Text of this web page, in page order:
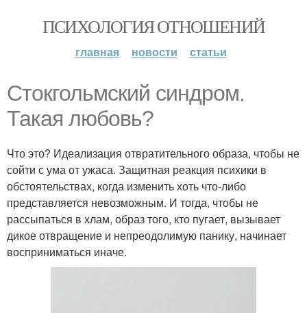
ПСИХОЛОГИЯ ОТНОШЕНИЙ
главная новости статьи
Стокгольмский синдром.
Такая любовь?
Что это? Идеализация отвратительного образа, чтобы не
сойти с ума от ужаса. Защитная реакция психики в
обстоятельствах, когда изменить хоть что-либо
представляется невозможным. И тогда, чтобы не
рассыпаться в хлам, образ того, кто пугает, вызывает
дикое отвращение и непреодолимую панику, начинает
восприниматься иначе.